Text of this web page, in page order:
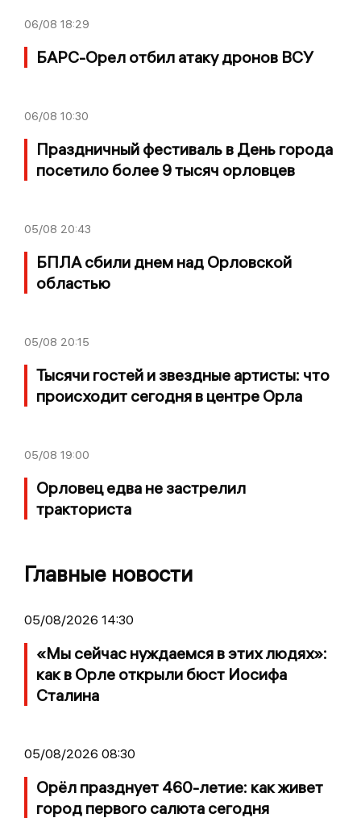
06/08 18:29
БАРС-Орел отбил атаку дронов ВСУ
06/08 10:30
Праздничный фестиваль в День города
посетило более 9 тысяч орловцев
05/08 20:43
БПЛА сбили днем над Орловской
областью
05/08 20:15
Тысячи гостей и звездные артисты: что
происходит сегодня в центре Орла
05/08 19:00
Орловец едва не застрелил
тракториста
Главные новости
05/08/2026 14:30
«Мы сейчас нуждаемся в этих людях»:
как в Орле открыли бюст Иосифа
Сталина
05/08/2026 08:30
Орёл празднует 460-летие: как живет
город первого салюта сегодня